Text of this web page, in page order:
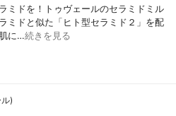
ミドを！トゥヴェールのセラミドミル
ミドと似た「ヒト型セラミド２」を配
に…続きを見る
)